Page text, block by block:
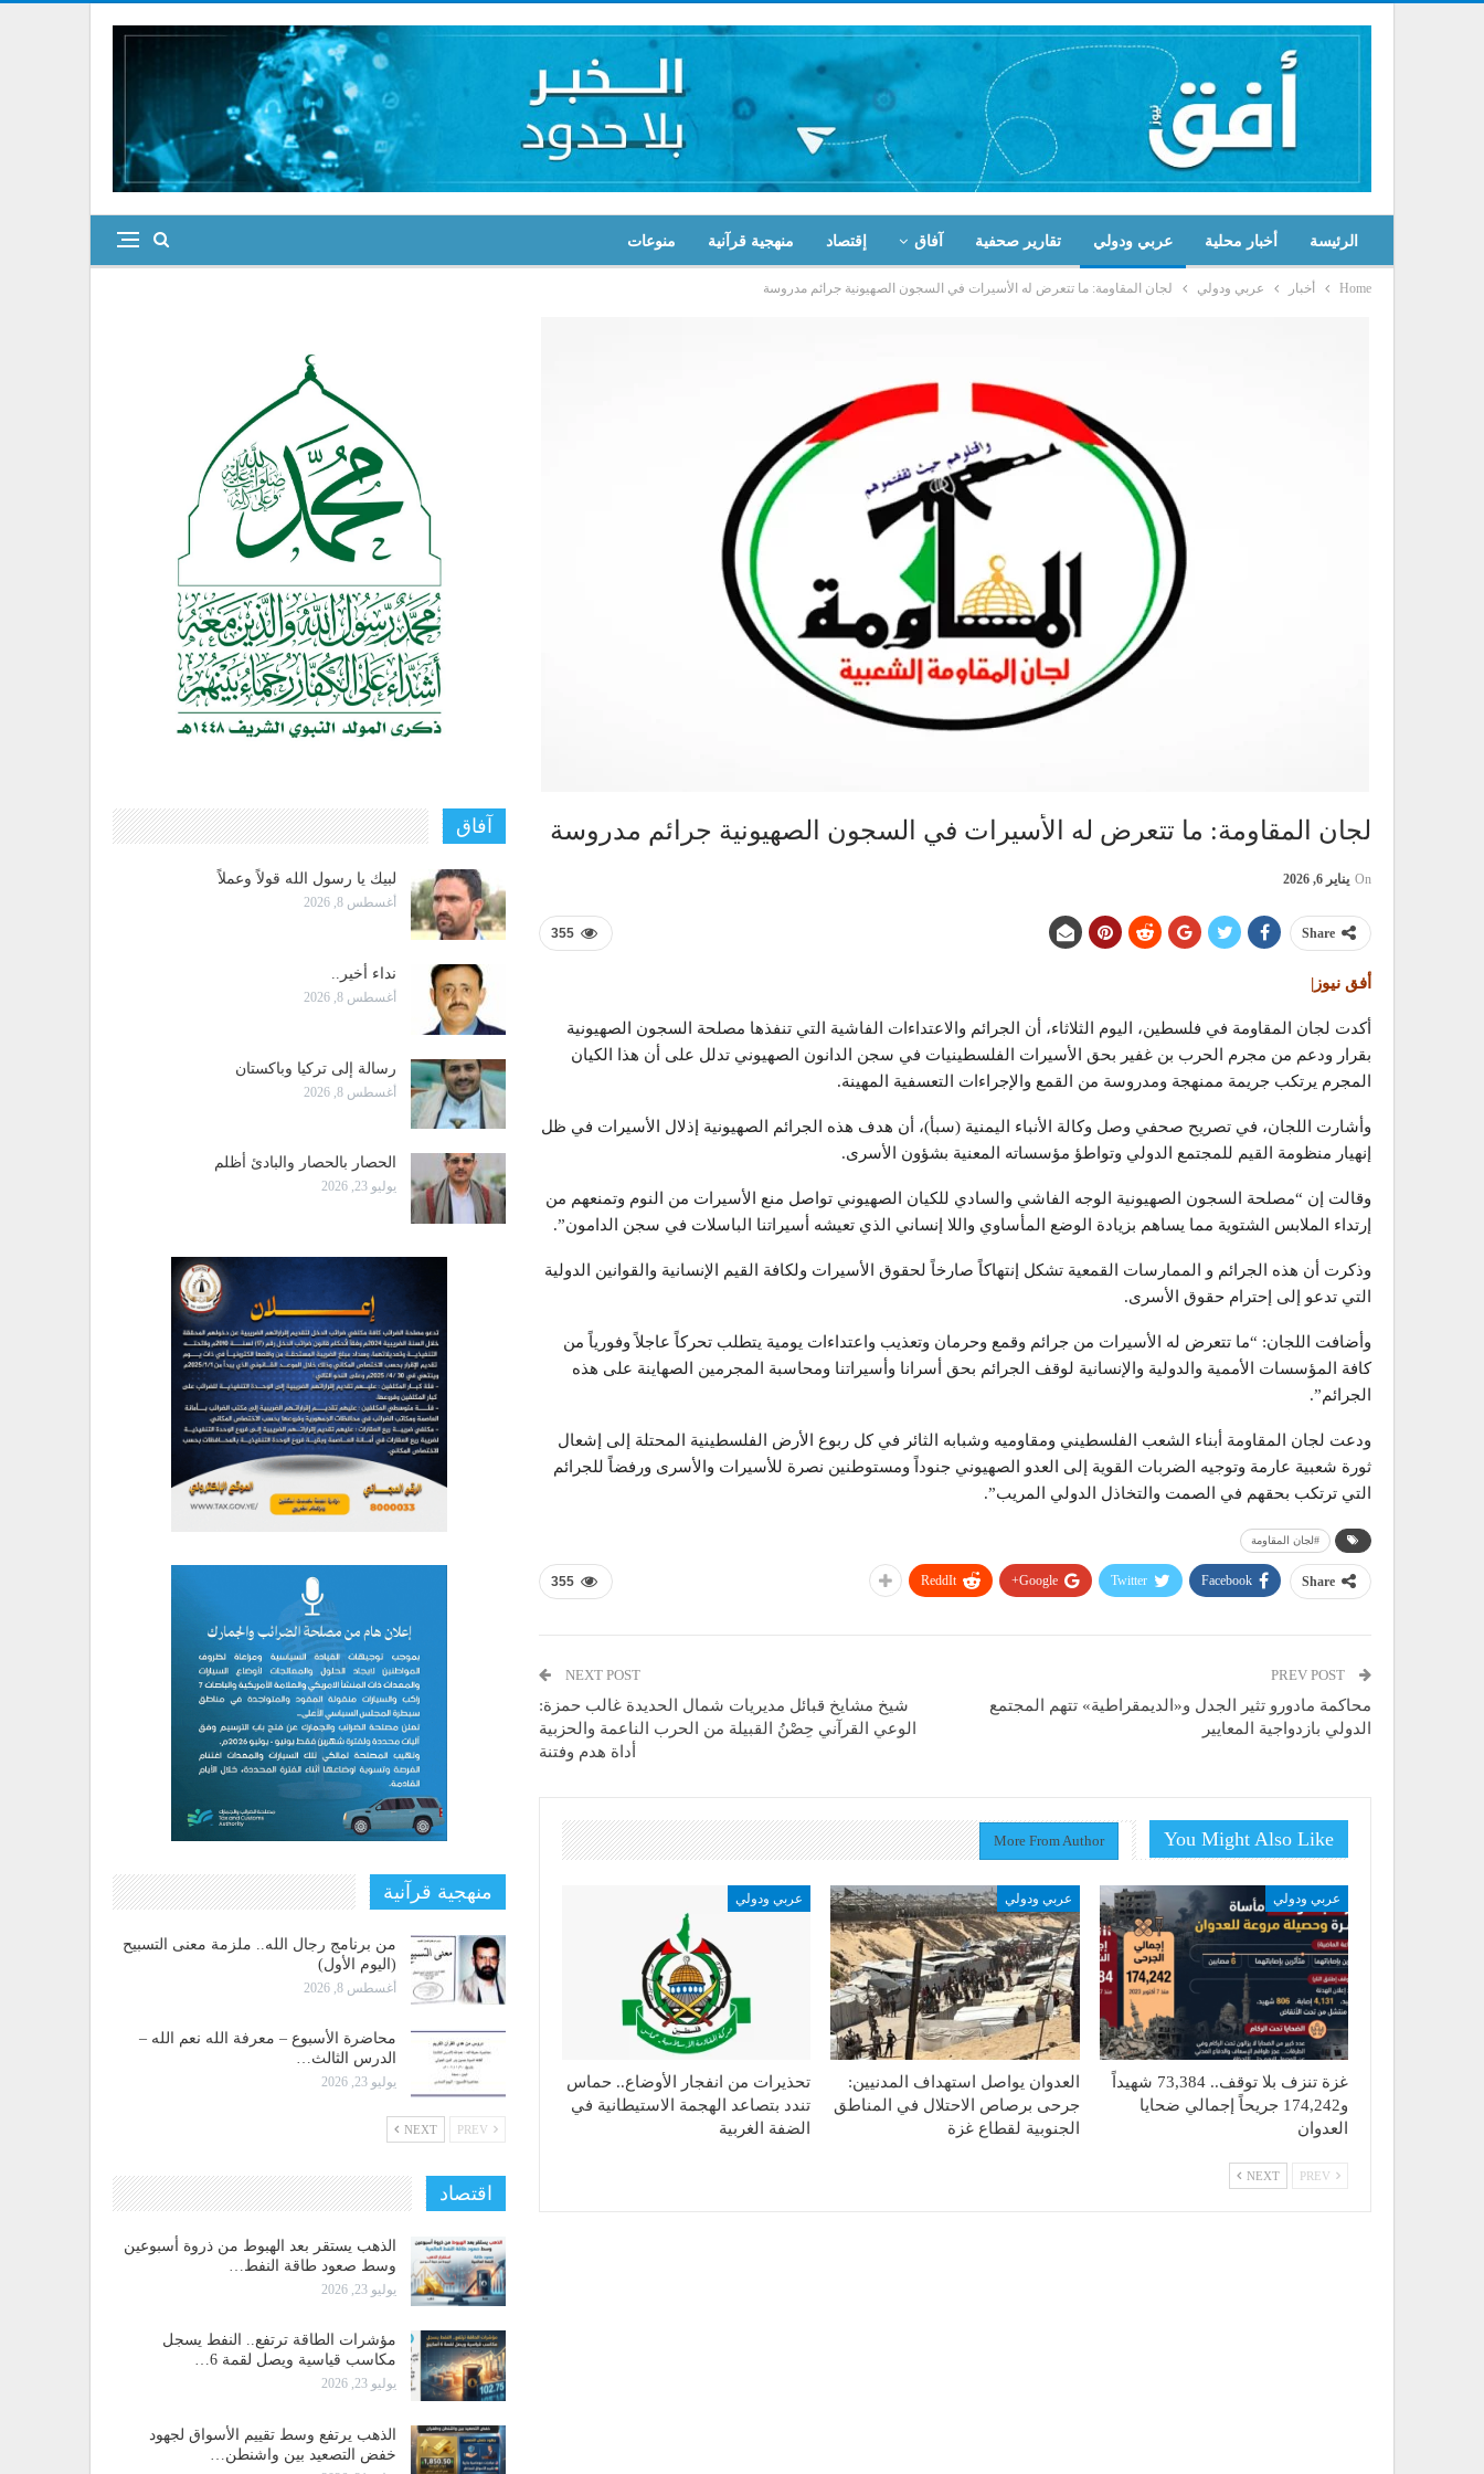
الرئيسة أخبار محلية عربي ودولي تقارير صحفية آفاق إقتصاد منهجية قرآنية منوعات
Home أخبار عربي ودولي لجان المقاومة: ما تتعرض له الأسيرات في السجون الصهيونية جرائم مدروسة
لجان المقاومة: ما تتعرض له الأسيرات في السجون الصهيونية جرائم مدروسة
On يناير 6, 2026
355 Share
أفق نيوز|
أكدت لجان المقاومة في فلسطين، اليوم الثلاثاء، أن الجرائم والاعتداءات الفاشية التي تنفذها مصلحة السجون الصهيونية
بقرار ودعم من مجرم الحرب بن غفير بحق الأسيرات الفلسطينيات في سجن الدانون الصهيوني تدلل على أن هذا الكيان
المجرم يرتكب جريمة ممنهجة ومدروسة من القمع والإجراءات التعسفية المهينة.
وأشارت اللجان، في تصريح صحفي وصل وكالة الأنباء اليمنية (سبأ)، أن هدف هذه الجرائم الصهيونية إذلال الأسيرات في ظل
إنهيار منظومة القيم للمجتمع الدولي وتواطؤ مؤسساته المعنية بشؤون الأسرى.
وقالت إن “مصلحة السجون الصهيونية الوجه الفاشي والسادي للكيان الصهيوني تواصل منع الأسيرات من النوم وتمنعهم من
إرتداء الملابس الشتوية مما يساهم بزيادة الوضع المأساوي واللا إنساني الذي تعيشه أسيراتنا الباسلات في سجن الدامون”.
وذكرت أن هذه الجرائم و الممارسات القمعية تشكل إنتهاكاً صارخاً لحقوق الأسيرات ولكافة القيم الإنسانية والقوانين الدولية
التي تدعو إلى إحترام حقوق الأسرى.
وأضافت اللجان: “ما تتعرض له الأسيرات من جرائم وقمع وحرمان وتعذيب واعتداءات يومية يتطلب تحركاً عاجلاً وفورياً من
كافة المؤسسات الأممية والدولية والإنسانية لوقف الجرائم بحق أسرانا وأسيراتنا ومحاسبة المجرمين الصهاينة على هذه
الجرائم”.
ودعت لجان المقاومة أبناء الشعب الفلسطيني ومقاوميه وشبابه الثائر في كل ربوع الأرض الفلسطينية المحتلة إلى إشعال
ثورة شعبية عارمة وتوجيه الضربات القوية إلى العدو الصهيوني جنوداً ومستوطنين نصرة للأسيرات والأسرى ورفضاً للجرائم
التي ترتكب بحقهم في الصمت والتخاذل الدولي المريب”.
#لجان المقاومة
355 Share
Facebook
Twitter
Google+
ReddIt
محاكمة مادورو تثير الجدل و«الديمقراطية» تتهم المجتمع
الدولي بازدواجية المعايير
NEXT POST
شيخ مشايخ قبائل مديريات شمال الحديدة غالب حمزة:
الوعي القرآني حِصْنُ القبيلة من الحرب الناعمة والحزبية
أداة هدم وفتنة
You Might Also Like
More From Author
عربي ودولي
غزة تنزف بلا توقف.. 73,384 شهيداً
و174,242 جريحاً إجمالي ضحايا
العدوان
عربي ودولي
العدوان يواصل استهداف المدنيين:
جرحى برصاص الاحتلال في المناطق
الجنوبية لقطاع غزة
عربي ودولي
تحذيرات من انفجار الأوضاع.. حماس
تندد بتصاعد الهجمة الاستيطانية في
الضفة الغربية
NEXT
آفاق
لبيك يا رسول الله قولاً وعملاً
أغسطس 8, 2026
نداء أخير..
أغسطس 8, 2026
رسالة إلى تركيا وباكستان
أغسطس 8, 2026
الحصار بالحصار والبادئ أظلم
يوليو 23, 2026
منهجية قرآنية
من برنامج رجال الله.. ملزمة معنى التسبيح
(اليوم الأول)
أغسطس 8, 2026
محاضرة الأسبوع – معرفة الله نعم الله –
الدرس الثالث…
يوليو 23, 2026
NEXT
اقتصاد
الذهب يستقر بعد الهبوط من ذروة أسبوعين
وسط صعود طاقة النفط…
يوليو 23, 2026
مؤشرات الطاقة ترتفع.. النفط يسجل
مكاسب قياسية ويصل لقمة 6…
يوليو 23, 2026
الذهب يرتفع وسط تقييم الأسواق لجهود
خفض التصعيد بين واشنطن…